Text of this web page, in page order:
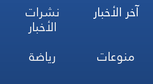
آخر الأخبار نشرات
الأخبار
منوعات
رياضة